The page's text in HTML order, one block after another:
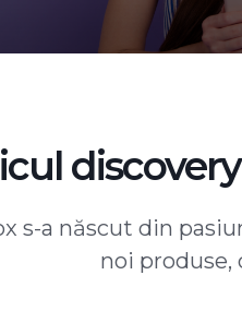
s-a născut din
noi produse,